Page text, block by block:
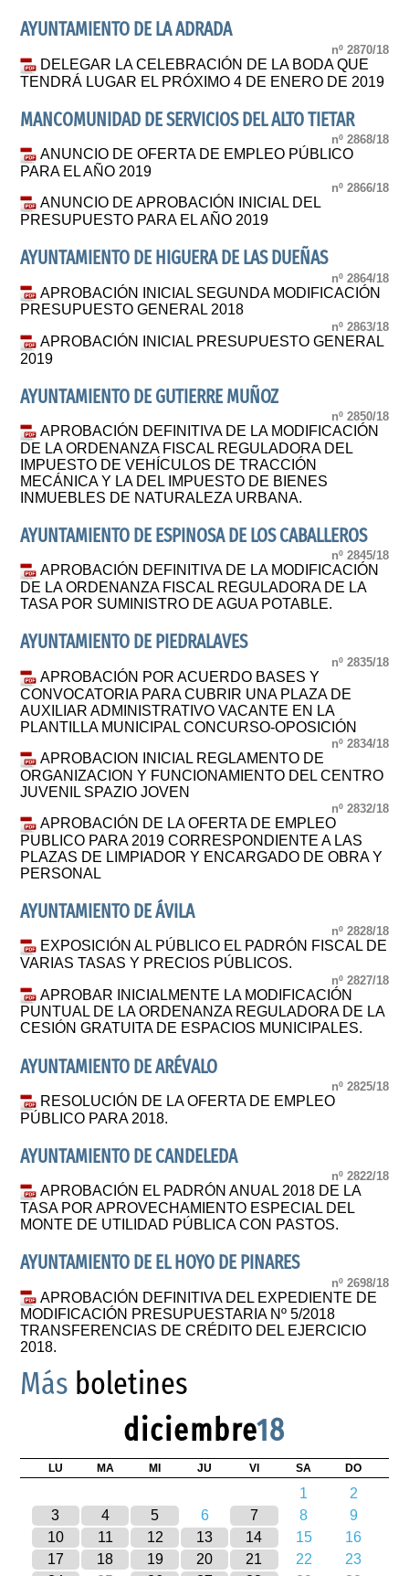
AYUNTAMIENTO DE LA ADRADA
nº 2870/18
DELEGAR LA CELEBRACIÓN DE LA BODA QUE
TENDRÁ LUGAR EL PRÓXIMO 4 DE ENERO DE 2019
MANCOMUNIDAD DE SERVICIOS DEL ALTO TIETAR
nº 2868/18
ANUNCIO DE OFERTA DE EMPLEO PÚBLICO
PARA EL AÑO 2019
nº 2866/18
ANUNCIO DE APROBACIÓN INICIAL DEL
PRESUPUESTO PARA EL AÑO 2019
AYUNTAMIENTO DE HIGUERA DE LAS DUEÑAS
nº 2864/18
APROBACIÓN INICIAL SEGUNDA MODIFICACIÓN
PRESUPUESTO GENERAL 2018
nº 2863/18
APROBACIÓN INICIAL PRESUPUESTO GENERAL
2019
AYUNTAMIENTO DE GUTIERRE MUÑOZ
nº 2850/18
APROBACIÓN DEFINITIVA DE LA MODIFICACIÓN
DE LA ORDENANZA FISCAL REGULADORA DEL
IMPUESTO DE VEHÍCULOS DE TRACCIÓN
MECÁNICA Y LA DEL IMPUESTO DE BIENES
INMUEBLES DE NATURALEZA URBANA.
AYUNTAMIENTO DE ESPINOSA DE LOS CABALLEROS
nº 2845/18
APROBACIÓN DEFINITIVA DE LA MODIFICACIÓN
DE LA ORDENANZA FISCAL REGULADORA DE LA
TASA POR SUMINISTRO DE AGUA POTABLE.
AYUNTAMIENTO DE PIEDRALAVES
nº 2835/18
APROBACIÓN POR ACUERDO BASES Y
CONVOCATORIA PARA CUBRIR UNA PLAZA DE
AUXILIAR ADMINISTRATIVO VACANTE EN LA
PLANTILLA MUNICIPAL CONCURSO-OPOSICIÓN
nº 2834/18
APROBACION INICIAL REGLAMENTO DE
ORGANIZACION Y FUNCIONAMIENTO DEL CENTRO
JUVENIL SPAZIO JOVEN
nº 2832/18
APROBACIÓN DE LA OFERTA DE EMPLEO
PUBLICO PARA 2019 CORRESPONDIENTE A LAS
PLAZAS DE LIMPIADOR Y ENCARGADO DE OBRA Y
PERSONAL
AYUNTAMIENTO DE ÁVILA
nº 2828/18
EXPOSICIÓN AL PÚBLICO EL PADRÓN FISCAL DE
VARIAS TASAS Y PRECIOS PÚBLICOS.
nº 2827/18
APROBAR INICIALMENTE LA MODIFICACIÓN
PUNTUAL DE LA ORDENANZA REGULADORA DE LA
CESIÓN GRATUITA DE ESPACIOS MUNICIPALES.
AYUNTAMIENTO DE ARÉVALO
nº 2825/18
RESOLUCIÓN DE LA OFERTA DE EMPLEO
PÚBLICO PARA 2018.
AYUNTAMIENTO DE CANDELEDA
nº 2822/18
APROBACIÓN EL PADRÓN ANUAL 2018 DE LA
TASA POR APROVECHAMIENTO ESPECIAL DEL
MONTE DE UTILIDAD PÚBLICA CON PASTOS.
AYUNTAMIENTO DE EL HOYO DE PINARES
nº 2698/18
APROBACIÓN DEFINITIVA DEL EXPEDIENTE DE
MODIFICACIÓN PRESUPUESTARIA Nº 5/2018
TRANSFERENCIAS DE CRÉDITO DEL EJERCICIO
2018.
Más boletines
diciembre18
LU MA MI JU VI SA DO
1
2
3
4 5 6 7 8
9
10
11 12 13 14 15
16
17
18 19 20 21 22
23